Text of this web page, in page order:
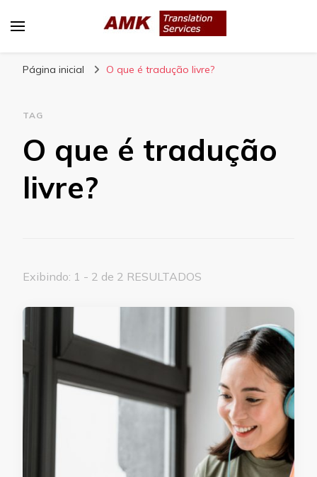
livre, tradução técnica, interpretação
Página inicial O que é tradução livre?
TAG
O que é tradução
livre?
Exibindo: 1 - 2 de 2 RESULTADOS